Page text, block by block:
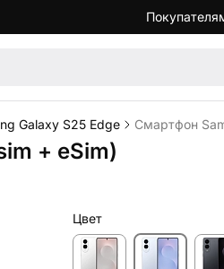
Galaxy S25 Edge Смартфон
+ eSim)
Цвет